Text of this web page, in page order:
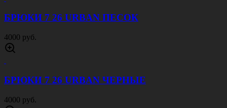
БРЮКИ 7 26 URBAN ПЕСОК
4000 руб.
БРЮКИ 7 26 URBAN ЧЕРНЫЕ
4000 руб.